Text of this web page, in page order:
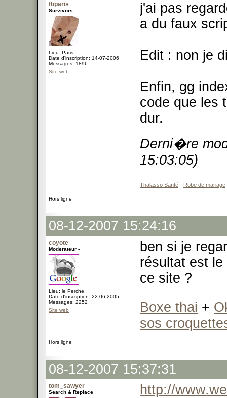
fbparis
Survivors
Lieu: Paris
Date d'inscription: 14-07-2006
Messages: 1896
Site web
j'ai pas
a du faux
Edit : non je
Enfin, gg
code que les
dur.
Derni�re
15:03:05)
Thalasso Santé - Robe de mariage
Hors ligne
08-12-2007 15:24:16
coyote
Moderateur -
Lieu: le Perche
Date d'inscription: 22-06-2005
Messages: 2252
Site web
ben si je
résultat est
ce site ?
Boxe thai +
sos
Hors ligne
08-12-2007 15:37:31
tom_sawyer
Search & Replace http://